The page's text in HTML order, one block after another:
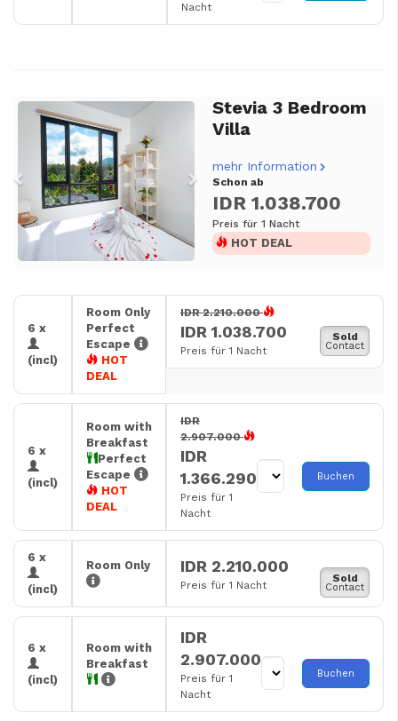
Nacht
Previous NextStevia 3 Bedroom
Villa
mehr Information
Schon ab
IDR 1.038.700
Preis für 1 Nacht
HOT DEAL
6 x
(incl)
Room Only
Perfect
Escape
HOT
DEAL
IDR 2.210.000
IDR 1.038.700
Preis für 1 Nacht
Sold
Contact
6 x
(incl)
Room with
Breakfast
Perfect
Escape
HOT
DEAL
IDR
2.907.000
IDR
1.366.290
Preis für 1
Nacht
Buchen
6 x
(incl)
Room Only IDR 2.210.000
Preis für 1 Nacht
Sold
Contact
6 x
(incl)
Room with
Breakfast
IDR
2.907.000
Preis für 1
Nacht
Buchen